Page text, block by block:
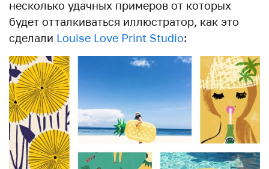
несколько удачных примеров от которых
будет отталкиваться иллюстратор, как это
сделали Louise Love Print Studio: